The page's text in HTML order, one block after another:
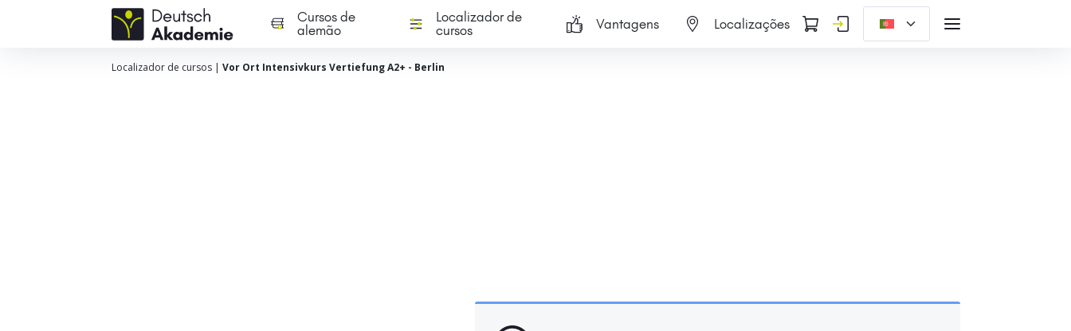
Cursos de
alemão
Localizador de
cursos
Vantagens Localizações
Localizador de cursos| Vor Ort Intensivkurs Vertiefung A2+ - Berlin